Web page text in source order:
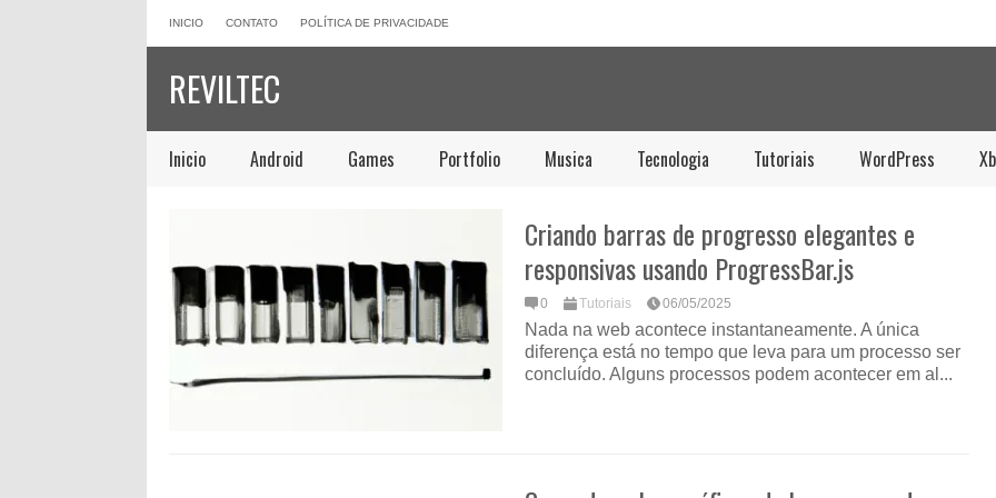
INICIO CONTATO POLÍTICA DE PRIVACIDADE
REVILTEC
Inicio Android Games Portfolio Musica Tecnologia Tutoriais WordPress
Criando barras de progresso elegantes e
responsivas usando ProgressBar.js
0 Tutoriais 06/05/2025
Nada na web acontece instantaneamente. A única
diferença está no tempo que leva para um processo ser
concluído. Alguns processos podem acontecer em al...